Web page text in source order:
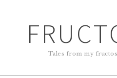
Tales from my